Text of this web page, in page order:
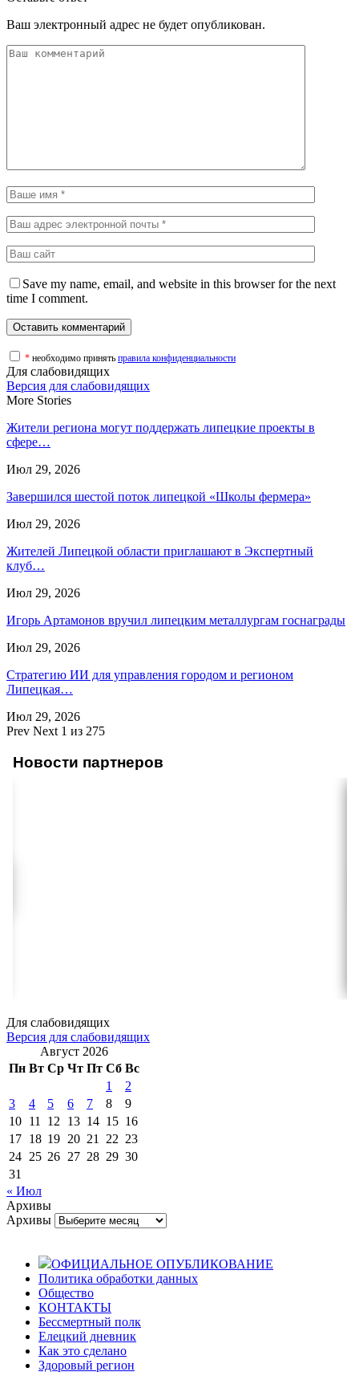
Ваш электронный адрес не будет опубликован.
Save my name, email, and website in this browser for the next
time I comment.
* необходимо принять правила конфиденциальности
Для слабовидящих
Версия для слабовидящих
More Stories
Жители региона могут поддержать липецкие проекты в
сфере…
Июл 29, 2026
Завершился шестой поток липецкой «Школы фермера»
Июл 29, 2026
Жителей Липецкой области приглашают в Экспертный
клуб…
Июл 29, 2026
Игорь Артамонов вручил липецким металлургам госнаграды
Июл 29, 2026
Стратегию ИИ для управления городом и регионом
Липецкая…
Июл 29, 2026
Prev Next 1 из 275
Новости партнеров
Для слабовидящих
Версия для слабовидящих
Август 2026
Пн Вт Ср Чт Пт Сб Вс
1
2
3
4 5 6 7 8
9
10 11 12 13 14 15 16
17 18 19 20 21 22 23
24 25 26 27 28 29 30
31
« Июл
Архивы
Архивы
ОФИЦИАЛЬНОЕ ОПУБЛИКОВАНИЕ
Политика обработки данных
Общество
КОНТАКТЫ
Бессмертный полк
Елецкий дневник
Как это сделано
Здоровый регион